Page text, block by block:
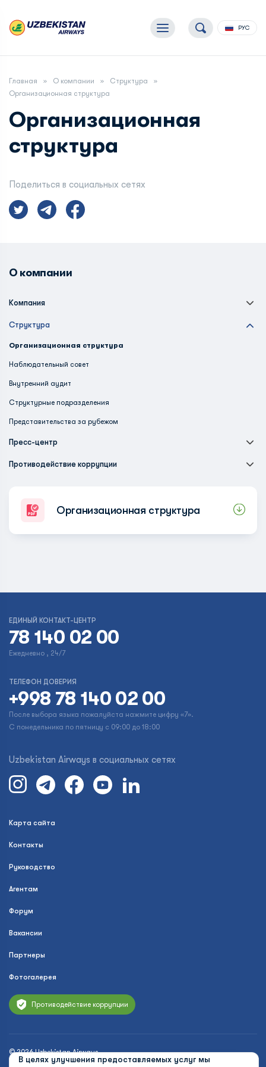
В целях улучшения предоставляемых услуг мы
РУС
Главная О компании
Структура
Организационная структура
Организационная
структура
Поделиться в социальных сетях
О компании
Компания
Структура
Организационная структура
Наблюдательный совет
Внутренний аудит
Структурные подразделения
Представительства за рубежом
Пресс-центр
Противодействие коррупции
Организационная структура
ЕДИНЫЙ КОНТАКТ-ЦЕНТР
78 140 02 00
Ежедневно , 24/7
ТЕЛЕФОН ДОВЕРИЯ
+998 78 140 02 00
После выбора языка пожалуйста нажмите цифру «7».
С понедельника по пятницу с 09:00 до 18:00
Uzbekistan Airways в социальных сетях
Карта сайта
Контакты
Руководство
Агентам
Форум
Вакансии
Партнеры
Фотогалерея
Противодействие коррупции
© 2026 Uzbekistan Airways